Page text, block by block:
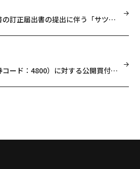
（変更）公開買付届出書の訂正届出書の提出に伴う「サツドラホールディングス株式会社 （証券コード：3544）の普通株式に対する公開買付けの開始に関するお知らせ」の変更に関するお知らせ
オリコン株式会社（証券コード：4800）に対する公開買付けの結果に関するお知らせ